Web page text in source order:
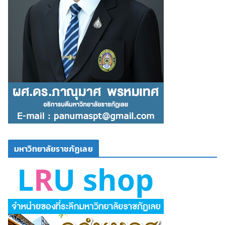
มหาวิทยาลัยราชภัฏเลย